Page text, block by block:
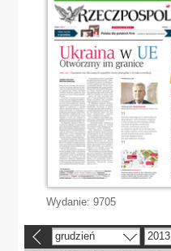
Wydanie: 9705
grudzień 2013